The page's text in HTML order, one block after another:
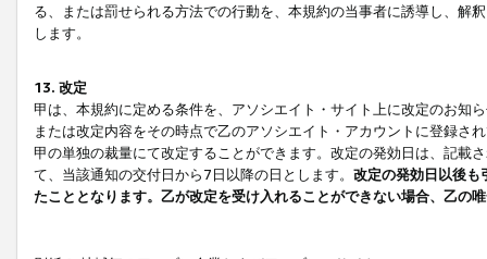
る、または罰せられる方法での行動を、本規約の当事者に誘導し、解
します。
13. 改定
甲は、本規約に定める条件を、アソシエイト・サイト上に改定のお知
または改定内容をその時点で乙のアソシエイト・アカウントに登録さ
甲の単独の裁量にて改定することができます。改定の発効日は、記載
て、当該通知の交付日から7日以降の日とします。 改定の発効日以後も
たこととなります。乙が改定を受け入れることができない場合、乙の